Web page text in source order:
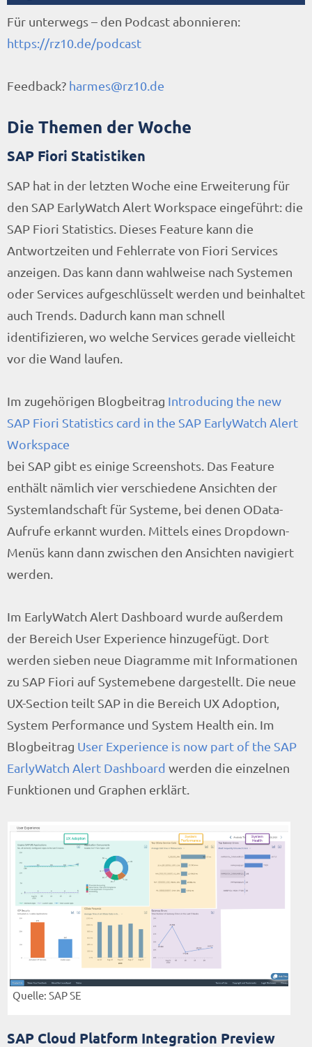
Für unterwegs – den Podcast abonnieren:
https://rz10.de/podcast
Feedback? harmes@rz10.de
Die Themen der Woche
SAP Fiori Statistiken
SAP hat in der letzten Woche eine Erweiterung für
den SAP EarlyWatch Alert Workspace eingeführt: die
SAP Fiori Statistics. Dieses Feature kann die
Antwortzeiten und Fehlerrate von Fiori Services
anzeigen. Das kann dann wahlweise nach Systemen
oder Services aufgeschlüsselt werden und beinhaltet
auch Trends. Dadurch kann man schnell
identifizieren, wo welche Services gerade vielleicht
vor die Wand laufen.
Im zugehörigen Blogbeitrag Introducing the new
SAP Fiori Statistics card in the SAP EarlyWatch Alert
Workspace
bei SAP gibt es einige Screenshots. Das Feature
enthält nämlich vier verschiedene Ansichten der
Systemlandschaft für Systeme, bei denen OData-
Aufrufe erkannt wurden. Mittels eines Dropdown-
Menüs kann dann zwischen den Ansichten navigiert
werden.
Im EarlyWatch Alert Dashboard wurde außerdem
der Bereich User Experience hinzugefügt. Dort
werden sieben neue Diagramme mit Informationen
zu SAP Fiori auf Systemebene dargestellt. Die neue
UX-Section teilt SAP in die Bereich UX Adoption,
System Performance und System Health ein. Im
Blogbeitrag User Experience is now part of the SAP
EarlyWatch Alert Dashboard werden die einzelnen
Funktionen und Graphen erklärt.
Quelle: SAP SE
SAP Cloud Platform Integration Preview